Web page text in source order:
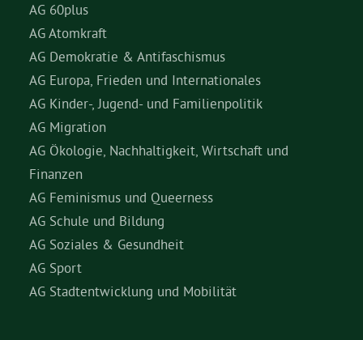
AG 60plus
AG Atomkraft
AG Demokratie & Antifaschismus
AG Europa, Frieden und Internationales
AG Kinder-, Jugend- und Familienpolitik
AG Migration
AG Ökologie, Nachhaltigkeit, Wirtschaft und
Finanzen
AG Feminismus und Queerness
AG Schule und Bildung
AG Soziales & Gesundheit
AG Sport
AG Stadtentwicklung und Mobilität